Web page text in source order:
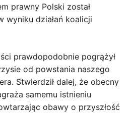
prawny Polski został
wyniku działań koalicji
prawdopodobnie pogrążył
od powstania naszego
Stwierdził dalej, że obecny
samemu istnieniu
obawy o przyszłość